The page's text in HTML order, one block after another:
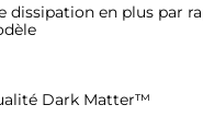
dissipation en plus par
Dark Matter™